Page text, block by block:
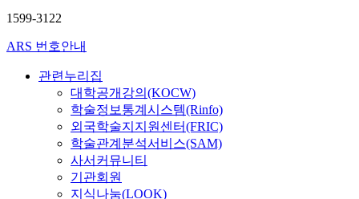
1599-3122
ARS 번호안내
관련누리집
대학공개강의(KOCW)
학술정보통계시스템(Rinfo)
외국학술지지원센터(FRIC)
학술관계분석서비스(SAM)
사서커뮤니티
기관회원
지식나눔(LOOK)